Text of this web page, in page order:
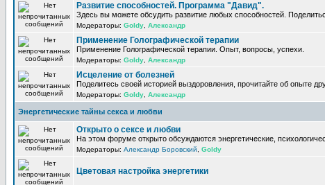
Развитие способностей. Программа "Давид".
Здесь вы можете обсудить развитие любых способностей.
Модераторы: Goldy Александр
Применение Голографической терапии
Применение Голографической терапии. Опыт, вопросы, успехи.
Модераторы: Goldy Александр
Исцеление от болезней
Поделитесь своей историей выздоровления, прочитайте об опыте
Модераторы: Goldy Александр
Энергетические тайны секса и любви
Открыто о сексе и любви
На этом форуме открыто обсуждаются энергетические,
Модераторы: Александр Боровский Goldy
Цветовая настройка энергетики